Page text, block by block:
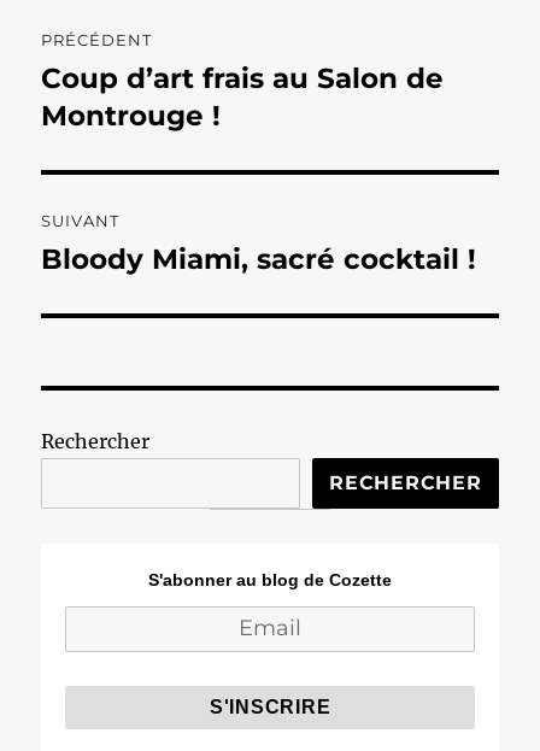
de
l’article
PRÉCÉDENT
Publication
précédente :
Coup d’art frais au Salon de
Montrouge !
SUIVANT
Publication
Bloody Miami, sacré cocktail !
Rechercher
RECHERCHER
S'abonner au blog de Cozette